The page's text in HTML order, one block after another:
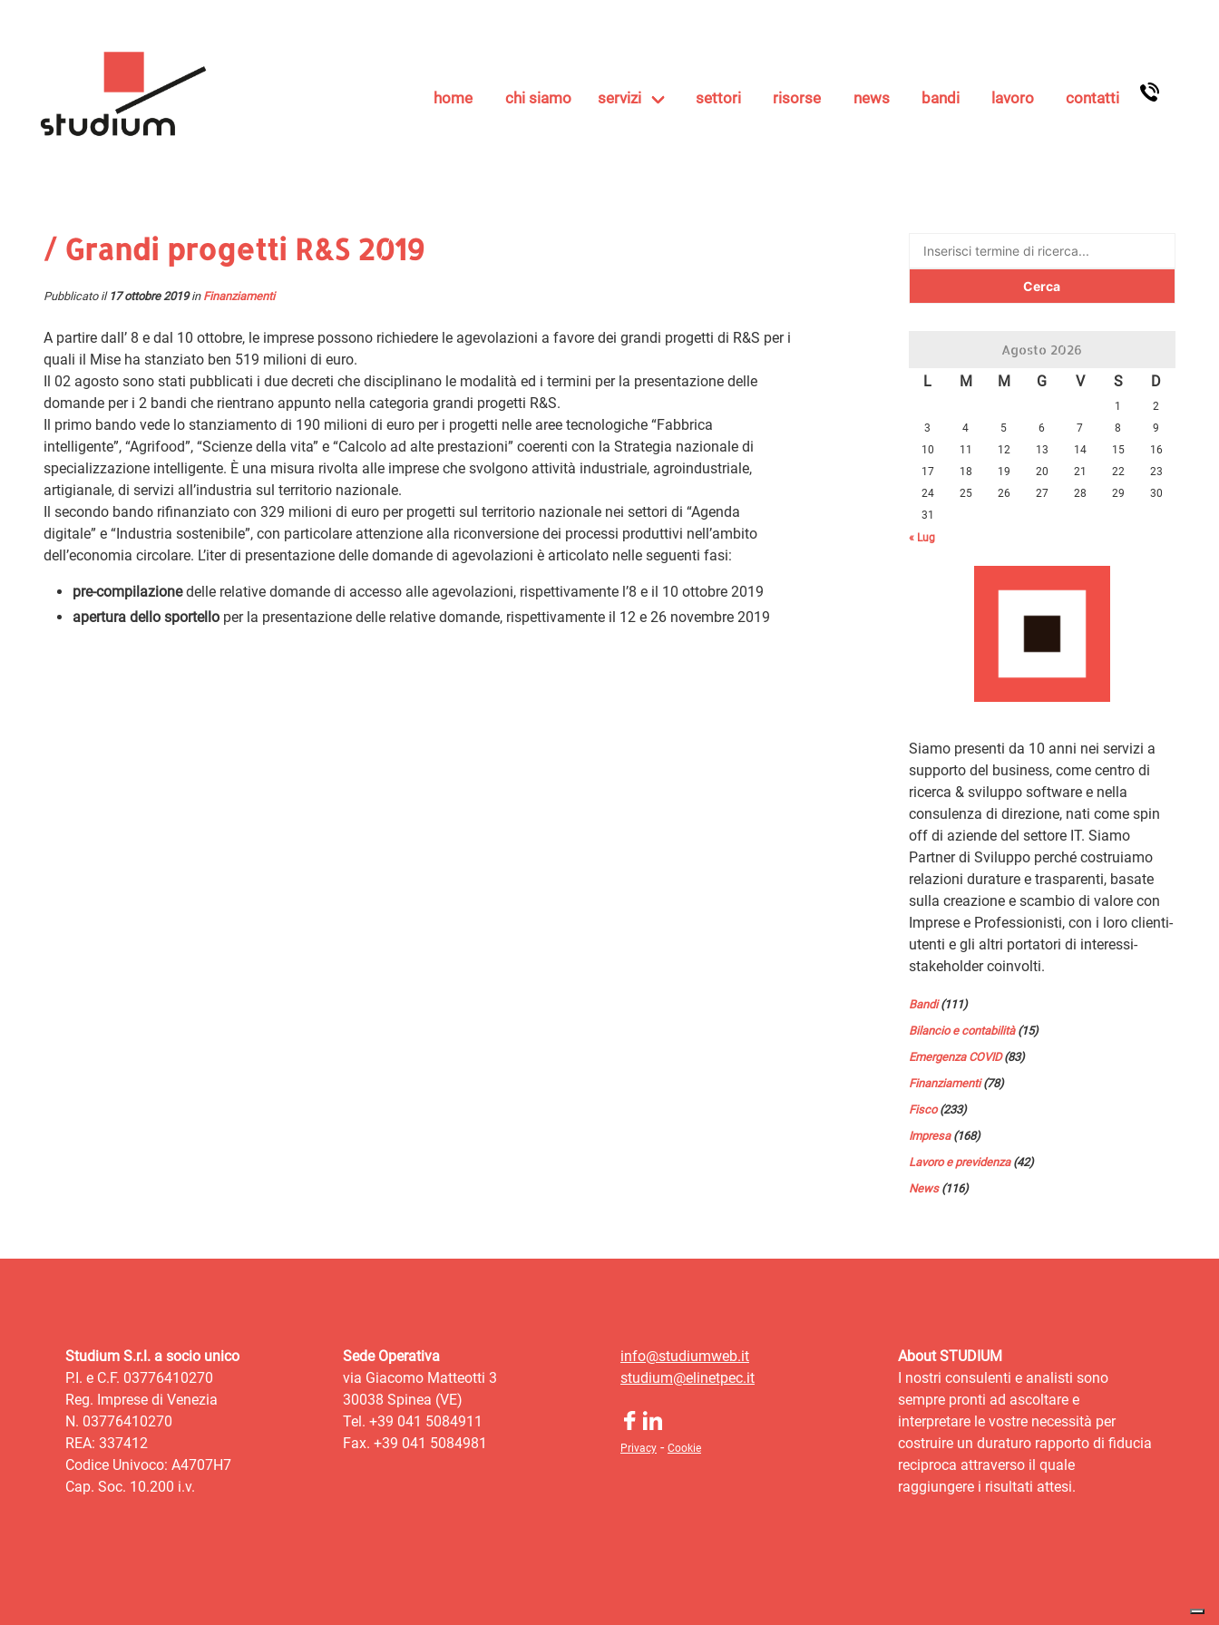
home chi siamo servizi settori risorse news bandi lavoro contatti
/ Grandi progetti R&S 2019
Pubblicato il 17 ottobre 2019in Finanziamenti
A partire dall’ 8 e dal 10 ottobre, le imprese possono richiedere le agevolazioni a favore dei grandi progetti di R&S per i
quali il Mise ha stanziato ben 519 milioni di euro.
Il 02 agosto sono stati pubblicati i due decreti che disciplinano le modalità ed i termini per la presentazione delle
domande per i 2 bandi che rientrano appunto nella categoria grandi progetti R&S.
Il primo bando vede lo stanziamento di 190 milioni di euro per i progetti nelle aree tecnologiche “Fabbrica
intelligente”, “Agrifood”, “Scienze della vita” e “Calcolo ad alte prestazioni” coerenti con la Strategia nazionale di
specializzazione intelligente. È una misura rivolta alle imprese che svolgono attività industriale, agroindustriale,
artigianale, di servizi all’industria sul territorio nazionale.
Il secondo bando rifinanziato con 329 milioni di euro per progetti sul territorio nazionale nei settori di “Agenda
digitale” e “Industria sostenibile”, con particolare attenzione alla riconversione dei processi produttivi nell’ambito
dell’economia circolare. L’iter di presentazione delle domande di agevolazioni è articolato nelle seguenti fasi:
pre-compilazionedelle relative domande di accesso alle agevolazioni, rispettivamente l’8 e il 10 ottobre 2019
apertura dello sportello per la presentazione delle relative domande, rispettivamente il 12 e 26 novembre 2019
Ricerca
Agosto 2026
L M M G V S D
1
2
3
4 5 6 7 8
9
10
11 12 13 14 15
16
17
18 19 20 21 22
23
24
25 26 27 28 29
30
31
« Lug
Siamo presenti da 10 anni nei servizi a
supporto del business, come centro di
ricerca & sviluppo software e nella
consulenza di direzione, nati come spin
off di aziende del settore IT. Siamo
Partner di Sviluppo perché costruiamo
relazioni durature e trasparenti, basate
sulla creazione e scambio di valore con
Imprese e Professionisti, con i loro clienti-
utenti e gli altri portatori di interessi-
stakeholder coinvolti.
Bandi(111)
Bilancio e contabilità(15)
Emergenza COVID(83)
Finanziamenti(78)
Fisco(233)
Impresa(168)
Lavoro e previdenza(42)
News(116)
Studium S.r.l. a socio unico
P.I. e C.F. 03776410270
Reg. Imprese di Venezia
N. 03776410270
REA: 337412
Codice Univoco: A4707H7
Cap. Soc. 10.200 i.v.
Sede Operativa
via Giacomo Matteotti 3
30038 Spinea (VE)
Tel. +39 041 5084911
Fax. +39 041 5084981
info@studiumweb.it
studium@elinetpec.it
Privacy - Cookie
About STUDIUM
I nostri consulenti e analisti sono
sempre pronti ad ascoltare e
interpretare le vostre necessità per
costruire un duraturo rapporto di fiducia
reciproca attraverso il quale
raggiungere i risultati attesi.